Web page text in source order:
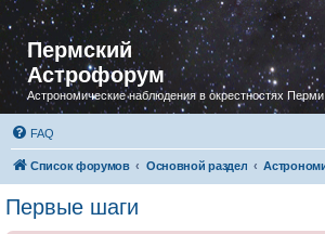
Пермский
Астрофорум
Астрономические наблюдения в окрестностях Перми
FAQ
Список форумов Основной раздел
Первые шаги